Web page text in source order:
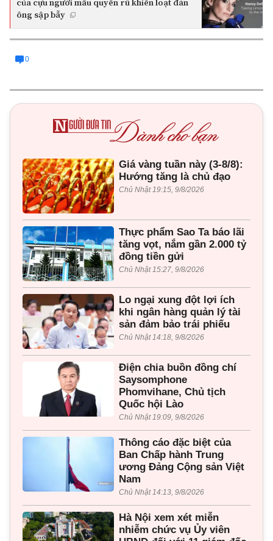
ông sập bẫy
0
Giá vàng tuần này (3-8/8):
Hướng tăng là chủ đạo
Chủ Nhật 19:15, 9/8/2026
Thực phẩm Sao Ta báo lãi
tăng vọt, nắm gần 2.000 tỷ
đồng tiền gửi
Chủ Nhật 15:27, 9/8/2026
Lo ngại xung đột lợi ích
khi ngân hàng quản lý tài
sản đảm bảo trái phiếu
Chủ Nhật 14:18, 9/8/2026
Điện chia buồn đồng chí
Saysomphone
Phomvihane, Chủ tịch
Quốc hội Lào
Chủ Nhật 19:09, 9/8/2026
Thông cáo đặc biệt của
Ban Chấp hành Trung
ương Đảng Cộng sản Việt
Nam
Chủ Nhật 14:13, 9/8/2026
Hà Nội xem xét miễn
nhiễm chức vụ Ủy viên